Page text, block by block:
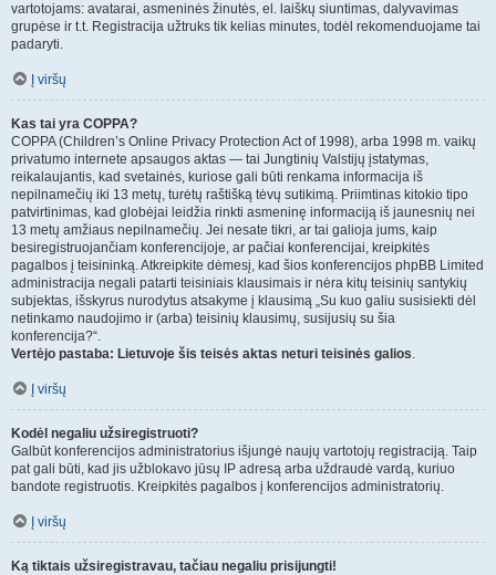
vartotojams: avatarai, asmeninės žinutės, el. laiškų siuntimas, dalyvavimas
grupėse ir t.t. Registracija užtruks tik kelias minutes, todėl rekomenduojame tai
padaryti.
Į viršų
Kas tai yra COPPA?
COPPA (Children’s Online Privacy Protection Act of 1998), arba 1998 m. vaikų
privatumo internete apsaugos aktas — tai Jungtinių Valstijų įstatymas,
reikalaujantis, kad svetainės, kuriose gali būti renkama informacija iš
nepilnamečių iki 13 metų, turėtų raštišką tėvų sutikimą. Priimtinas kitokio tipo
patvirtinimas, kad globėjai leidžia rinkti asmeninę informaciją iš jaunesnių nei
13 metų amžiaus nepilnamečių. Jei nesate tikri, ar tai galioja jums, kaip
besiregistruojančiam konferencijoje, ar pačiai konferencijai, kreipkitės
pagalbos į teisininką. Atkreipkite dėmesį, kad šios konferencijos phpBB Limited
administracija negali patarti teisiniais klausimais ir nėra kitų teisinių santykių
subjektas, išskyrus nurodytus atsakyme į klausimą „Su kuo galiu susisiekti dėl
netinkamo naudojimo ir (arba) teisinių klausimų, susijusių su šia
konferencija?“.
Vertėjo pastaba: Lietuvoje šis teisės aktas neturi teisinės galios.
Į viršų
Kodėl negaliu užsiregistruoti?
Galbūt konferencijos administratorius išjungė naujų vartotojų registraciją. Taip
pat gali būti, kad jis užblokavo jūsų IP adresą arba uždraudė vardą, kuriuo
bandote registruotis. Kreipkitės pagalbos į konferencijos administratorių.
Į viršų
Ką tiktais užsiregistravau, tačiau negaliu prisijungti!